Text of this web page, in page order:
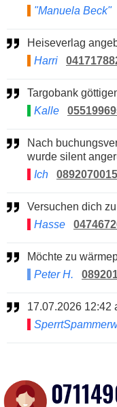
"Manuela Beck"
Heiseverlag
Harri
Targobank
Kalle
Nach buchungsversuch mit abbruch auf lastminute.de
wurde silent
Ich
Versuchen dich
Hasse
Möchte zu
Peter H.
17.07.2026 12:42